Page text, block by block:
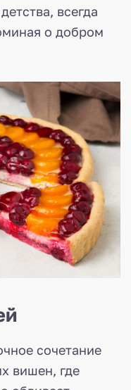
всегда
о добром
сочетание
вишен, где